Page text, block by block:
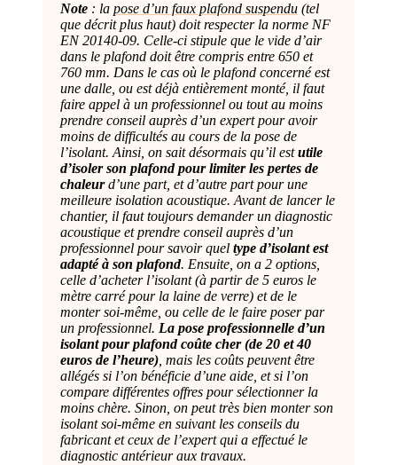
Note : la pose d’un faux plafond suspendu (tel
que décrit plus haut) doit respecter la norme NF
EN 20140-09. Celle-ci stipule que le vide d’air
dans le plafond doit être compris entre 650 et
760 mm. Dans le cas où le plafond concerné est
une dalle, ou est déjà entièrement monté, il faut
faire appel à un professionnel ou tout au moins
prendre conseil auprès d’un expert pour avoir
moins de difficultés au cours de la pose de
l’isolant. Ainsi, on sait désormais qu’il estutile
d’isoler son plafond pour limiter les pertes de
chaleurd’une part, et d’autre part pour une
meilleure isolation acoustique. Avant de lancer le
chantier, il faut toujours demander un diagnostic
acoustique et prendre conseil auprès d’un
professionnel pour savoir quel type d’isolant est
adapté à son plafond. Ensuite, on a 2 options,
celle d’acheter l’isolant (à partir de 5 euros le
mètre carré pour la laine de verre) et de le
monter soi-même, ou celle de le faire poser par
un professionnel. La pose professionnelle d’un
isolant pour plafond coûte cher (de 20 et 40
euros de l’heure) , mais les coûts peuvent être
allégés si l’on bénéficie d’une aide, et si l’on
compare différentes offres pour sélectionner la
moins chère. Sinon, on peut très bien monter son
isolant soi-même en suivant les conseils du
fabricant et ceux de l’expert qui a effectué le
diagnostic antérieur aux travaux.